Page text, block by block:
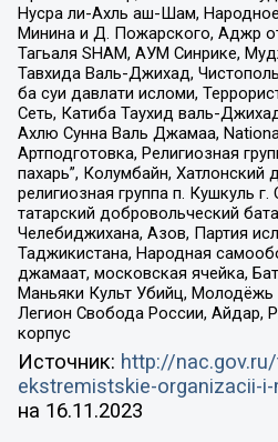
Нусра ли-Ахль аш-Шам,
Минина и Д. Пожарского, Аджр
Тагьаля SHAM, АУМ Синрике,
Тавхида Валь-Джихад,
ба суи давлати исломи,
Сеть, Катиба Таухид валь-
Ахлю Сунна Валь Джамаа,
Артподготовка, Религиозная
пахарь”, Колумбайн, Хатлонский
религиозная группа п. Кушкуль
татарский добровольческий
Челебиджихана, Азов, Партия
Таджикистана, Народная
джамаат, московская ячейка,
Маньяки Культ Убийц, Молодёжь
Легион Свобода России, Айдар,
корпус
Источник: http://
ekstremistskie-organizacii-
на 16.11.2023